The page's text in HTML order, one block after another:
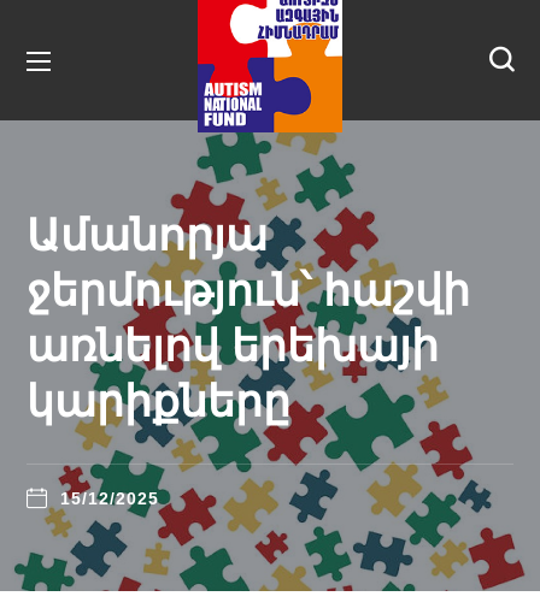
Ամանորյա
ջերմություն՝ հաշվի
առնելով երեխայի
կարիքները
15/12/2025